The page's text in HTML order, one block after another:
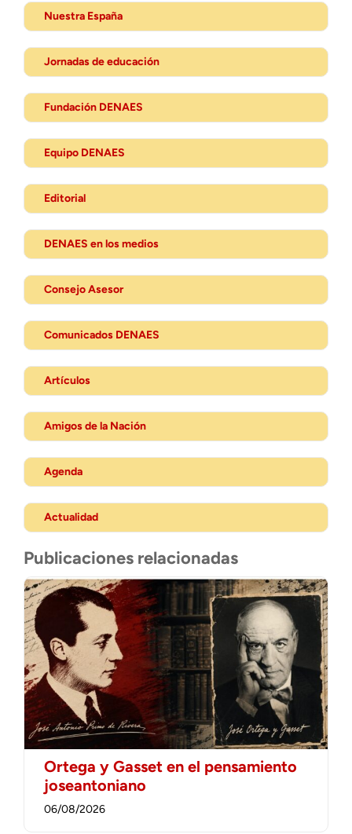
Nuestra España
Jornadas de educación
Fundación DENAES
Equipo DENAES
Editorial
DENAES en los medios
Consejo Asesor
Comunicados DENAES
Artículos
Amigos de la Nación
Agenda
Actualidad
Publicaciones relacionadas
Ortega y Gasset en el pensamiento
joseantoniano
06/08/2026